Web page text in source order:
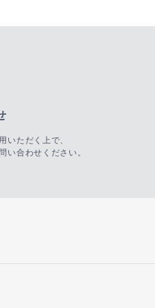
いただく上で、
い合わせください。